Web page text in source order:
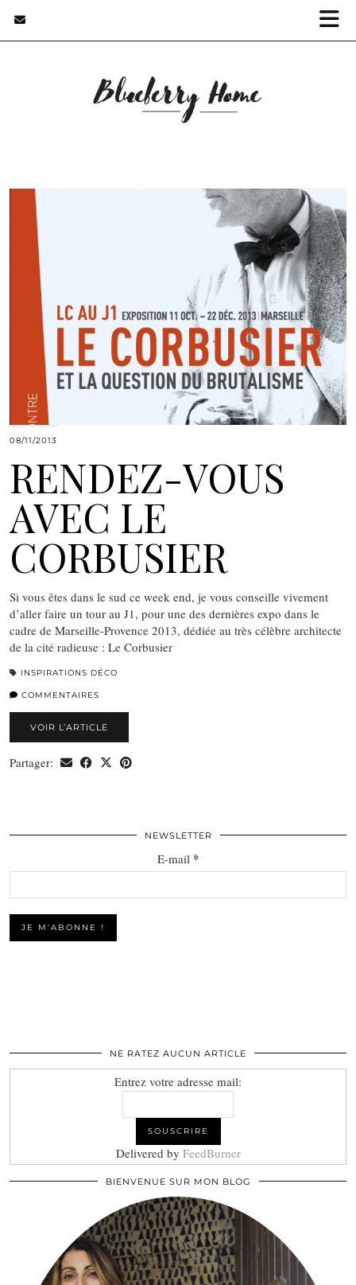
08/11/2013
RENDEZ-VOUS
AVEC LE
CORBUSIER
Si vous êtes dans le sud ce week end, je vous conseille vivement
d’aller faire un tour au J1, pour une des dernières expo dans le
cadre de Marseille-Provence 2013, dédiée au très célèbre architecte
de la cité radieuse : Le Corbusier
INSPIRATIONS DÉCO
COMMENTAIRES
VOIR L’ARTICLE
Partager:
NEWSLETTER
E-mail *
NE RATEZ AUCUN ARTICLE
Entrez votre adresse mail:
Delivered by FeedBurner
BIENVENUE SUR MON BLOG